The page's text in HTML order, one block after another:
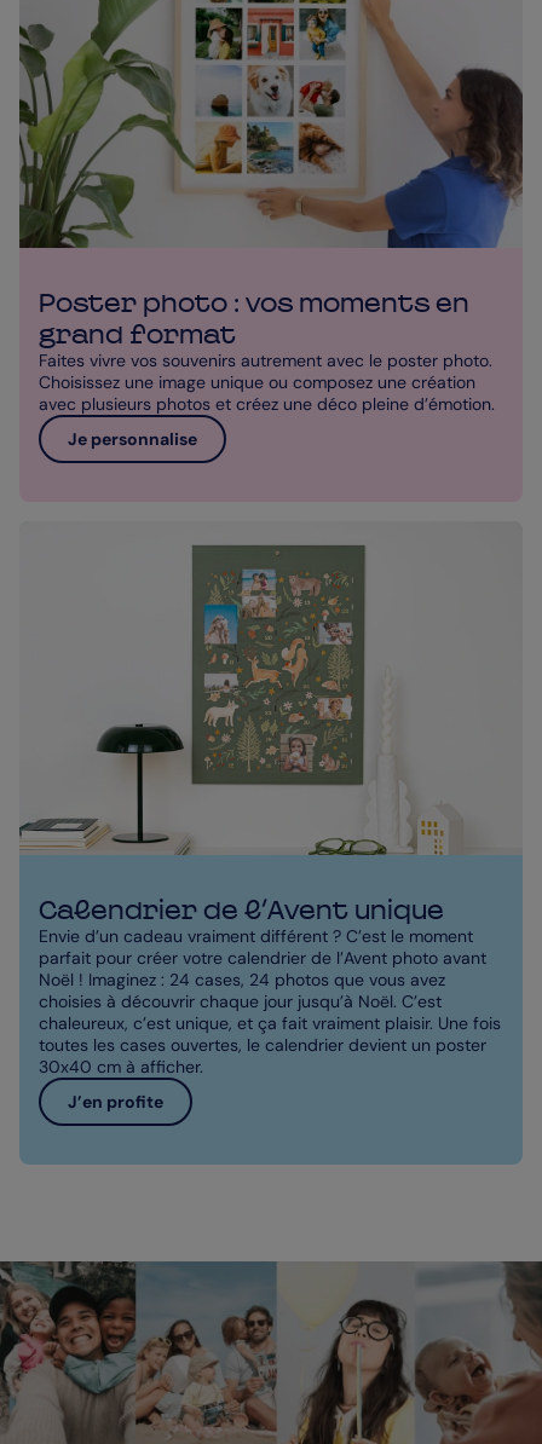
Poster photo : vos moments en
grand format
Faites vivre vos souvenirs autrement avec le poster photo.
Choisissez une image unique ou composez une création
avec plusieurs photos et créez une déco pleine d’émotion.
Je personnalise
Calendrier de l’Avent unique
Envie d’un cadeau vraiment différent ? C’est le moment
parfait pour créer votre calendrier de l’Avent photo avant
Noël ! Imaginez : 24 cases, 24 photos que vous avez
choisies à découvrir chaque jour jusqu’à Noël. C’est
chaleureux, c’est unique, et ça fait vraiment plaisir. Une fois
toutes les cases ouvertes, le calendrier devient un poster
30x40 cm à afficher.
J’en profite